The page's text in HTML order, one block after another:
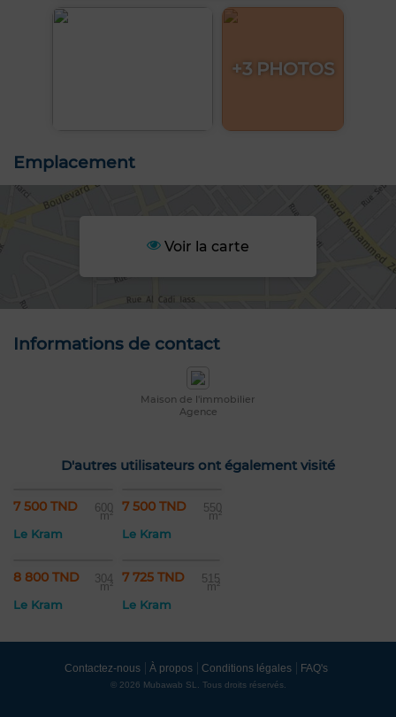
+3 PHOTOS
Emplacement
Voir la carte
Informations de contact
Maison de l'immobilier
Agence
D'autres utilisateurs ont également visité
7 500 TND 600
m²
Le Kram
7 500 TND 550
m²
Le Kram
8 800 TND 304
m²
Le Kram
7 725 TND 515
m²
Le Kram
Contactez-nous À propos Conditions légales FAQ's
© 2026 Mubawab SL. Tous droits réservés.